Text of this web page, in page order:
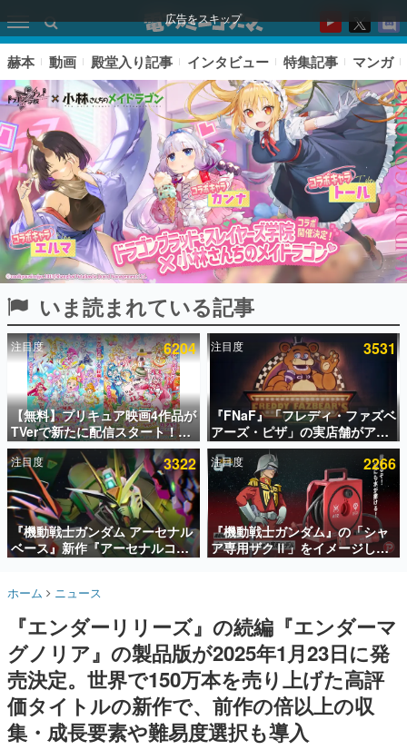
広告をスキップ
ピックアップ
電ファミのいま読まれている記事ランキング
アプリセール情報
インタビュー
連載・特集一覧
殿堂入り記事
SNS拡散数が数千以上！ ページビュー数万以上！ などな
ど。多くの人々に読まれた、電ファミ渾身の“殿堂入り”記
事をまとめました。
名作ゲームクリエイターの方々に製作時のエピソードをお
きます。
赫本
この物語を解いてはいけない。『赫本』は、〈試験問題〉
の形をした短編ホラー小説集です。
新世代に訊く
これからのデジタルゲーム市場を担う若きクリエイター達
赫本 動画 殿堂入り記事 インタビュー 特集記事 マンガ
いま読まれている記事
注目度 6204
【無料】プリキュア映画4作品が
TVerで新たに配信スタート！な
んと2018年～2024年の映画ほぼ
すべてが見放題に、ぶっちゃけ
ありえないラインナップ
注目度 3531
『FNaF』「フレディ・ファズベ
アーズ・ピザ」の実店舗がアメ
リカの商業施設「American
Dream」に2027年オープン！
ScottGamesとの共同開発、食
事だけでなくステージショーや
没入型のホラー体験も楽しめる
注目度 3322
『機動戦士ガンダム アーセナル
ベース』新作『アーセナルコマ
ンダー』発表！8月28日からオ
年2月下旬に稼働予定
注目度 2266
『機動戦士ガンダム』の「シャ
ア専用ザクⅡ」をイメージした
散水ホースリールが予約開始。
ホーム ニュース
『エンダーリリーズ』の続編『エンダーマ
グノリア』の製品版が2025年1月23日に発
売決定。世界で150万本を売り上げた高評
価タイトルの新作で、前作の倍以上の収
集・成長要素や難易度選択も導入